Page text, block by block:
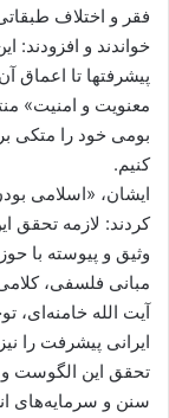
فقر و اختلاف
خواندند و افزودند:
پیشرفتها تا اعماق
معنویت و امنیت»
بومی خود را متکی
کنیم.
ایشان، «اسلامی
کردند: لازمه تحقق
وثیق و پیوسته با
مبانی فلسفی،
آیت الله خامنه‌ای،
ایرانی پیشرفت را
تحقق این الگوست و
سنن و سرمایه‌های